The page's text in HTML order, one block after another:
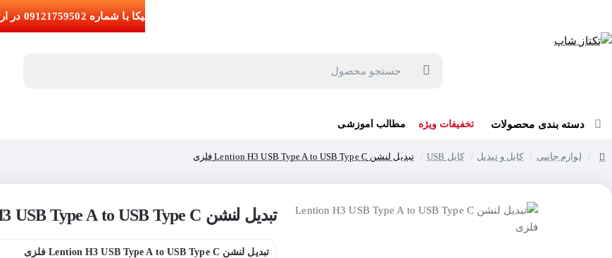
دسته بندی محصولات تخفیفات ویژه مطالب آموزشی
لوازم جانبی کابل و تبدیل کابل USB تبدیل لنشن Lention H3 USB Type A to USB Type C فلزی
تبدیل لنشن Lention H3 USB Type A to USB Type C فلزی
تبدیل لنشن Lention H3 USB Type A to USB Type C فلزی